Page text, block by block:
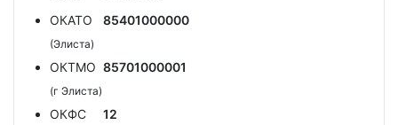
ОКАТО
85401000000
(Элиста)
ОКТМО 85701000001
(г Элиста)
ОКФС 12